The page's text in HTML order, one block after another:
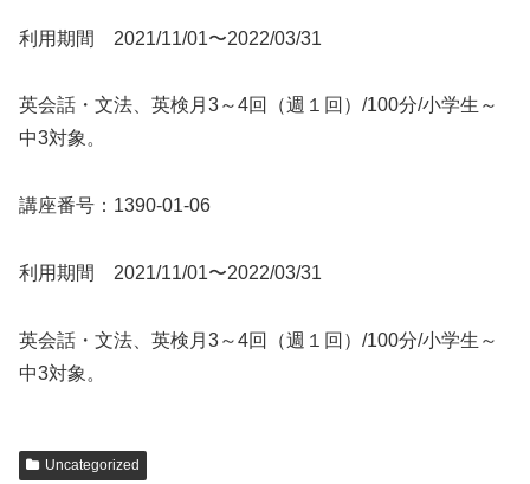
利用期間 2021/11/01〜2022/03/31
英会話・文法、英検月3～4回（週１回）/100分/小学生～
中3対象。
講座番号：1390-01-06
利用期間 2021/11/01〜2022/03/31
英会話・文法、英検月3～4回（週１回）/100分/小学生～
中3対象。
Uncategorized